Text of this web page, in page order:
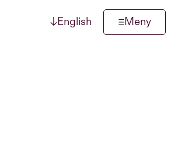
↓English Meny